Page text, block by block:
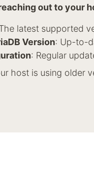
out to your
latest supported
Version: Up-to-
: Regular
host is using older